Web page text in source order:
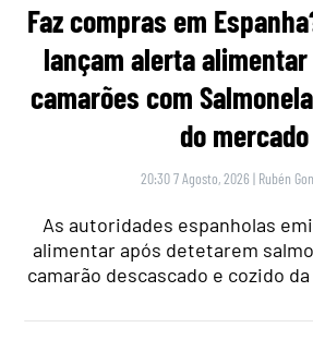
Faz compras em
lançam alerta
camarões com
do mercado
20:30 7 Agosto, 2026 | Rubén
As autoridades espanholas
alimentar após detetarem
camarão descascado e cozido